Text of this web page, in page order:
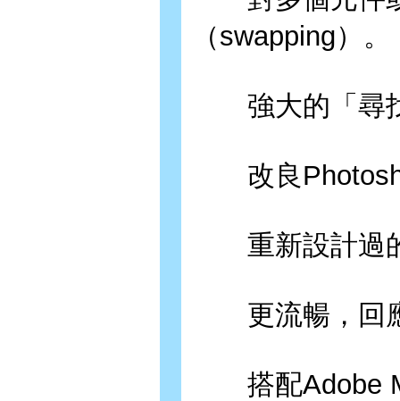
（swapping）。
強大的「尋
改良
重新設計過
更流暢，回應
搭配Adobe